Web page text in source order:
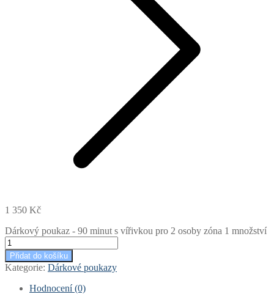
1 350 Kč
Dárkový poukaz - 90 minut s vířivkou pro 2 osoby zóna 1 množství
Přidat do košíku
Kategorie: Dárkové poukazy
Hodnocení (0)